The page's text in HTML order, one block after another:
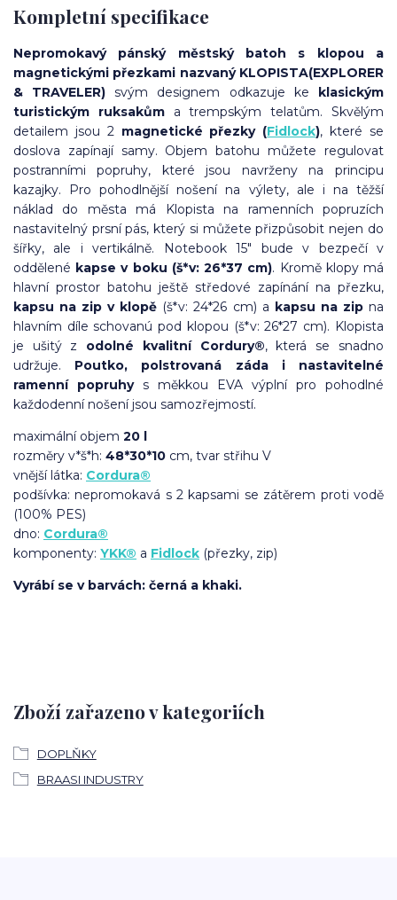
Kompletní specifikace
Nepromokavý pánský městský batoh s klopou a
magnetickými přezkami nazvaný KLOPISTA(EXPLORER
& TRAVELER)svým designem odkazuje ke klasickým
turistickým ruksakůma trempským telatům. Skvělým
detailem jsou 2 magnetické přezky (Fidlock), které se
doslova zapínají samy. Objem batohu můžete regulovat
postranními popruhy, které jsou navrženy na principu
kazajky. Pro pohodlnější nošení na výlety, ale i na těžší
náklad do města má Klopista na ramenních popruzích
nastavitelný prsní pás, který si můžete přizpůsobit nejen do
šířky, ale i vertikálně. Notebook 15″ bude v bezpečí v
oddělené kapse v boku (š*v: 26*37 cm). Kromě klopy má
hlavní prostor batohu ještě středové zapínání na přezku,
kapsu na zip v klopě (š*v: 24*26 cm) a kapsu na zipna
hlavním díle schovanú pod klopou (š*v: 26*27 cm). Klopista
je ušitý z odolné kvalitní Cordury®, která se snadno
udržuje. Poutko, polstrovaná záda i nastavitelné
ramenní popruhys měkkou EVA výplní pro pohodlné
každodenní nošení jsou samozřejmostí.
maximální objem 20 l
rozměry v*š*h: 48*30*10 cm, tvar střihu V
vnější látka: Cordura®
podšívka: nepromokavá s 2 kapsami se zátěrem proti vodě
(100% PES)
dno: Cordura®
komponenty: YKK® a Fidlock (přezky, zip)
Vyrábí se v barvách: černá a khaki.
Zboží zařazeno v kategoriích
DOPLŇKY
BRAASI INDUSTRY